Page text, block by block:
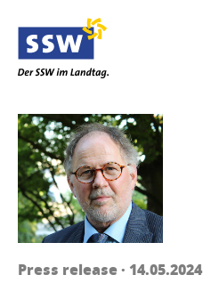
Press release · 14.05.2024